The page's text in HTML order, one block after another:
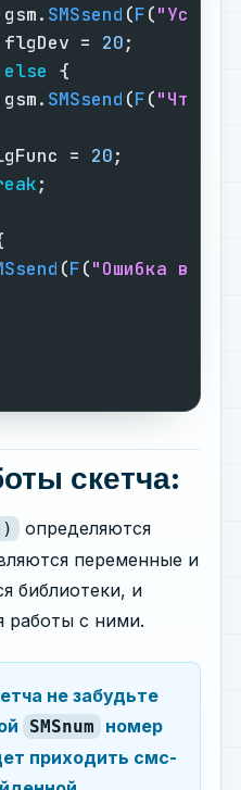
SMSsend (F(
=
20
else
SMSsend (F("Что
=
20
(F("Ошибка в
скетча:
определяются
переменные и
библиотеки, и
работы с ними.
не забудьте
SMSnum
номер
приходить смс-